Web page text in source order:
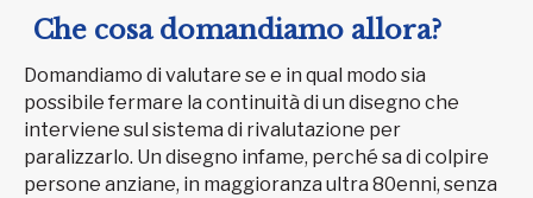
Che cosa domandiamo allora?
Domandiamo di valutare se e in qual modo sia
possibile fermare la continuità di un disegno che
interviene sul sistema di rivalutazione per
paralizzarlo. Un disegno infame, perché sa di colpire
persone anziane, in maggioranza ultra 80enni, senza